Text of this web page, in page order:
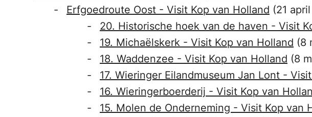
Erfgoedroute Oost - Visit Kop van Holland (21
20. Historische hoek van de haven - Visit
19. Michaëlskerk - Visit Kop van Holland (8
18. Waddenzee - Visit Kop van Holland (8
17. Wieringer Eilandmuseum Jan Lont -
16. Wieringerboerderij - Visit Kop van
15. Molen de Onderneming - Visit Kop van